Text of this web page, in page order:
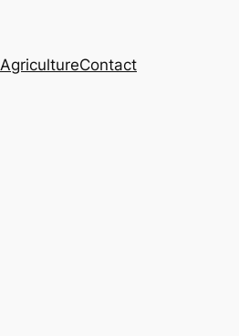
AgricultureContact